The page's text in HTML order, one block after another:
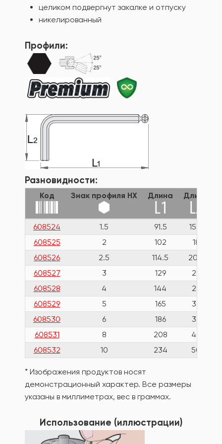
целиком подвергнут закалке и отпуску
никелированный
Профили:
Разновидности:
Код Знак профиля HX Длина Длина
608524 1.5 91.5
15.5
608525
2 102
18
608526
2.5 114.5
20.5
608527
3 129
23
608528
4 144
29
608529
5 165
33
608530
6 186
38
608531
8 208
44
608532
10 234 50
* Изображения продуктов носят
демонстрационный характер. Все размеры
указаны в миллиметрах, вес в граммах.
Использование (иллюстрации)